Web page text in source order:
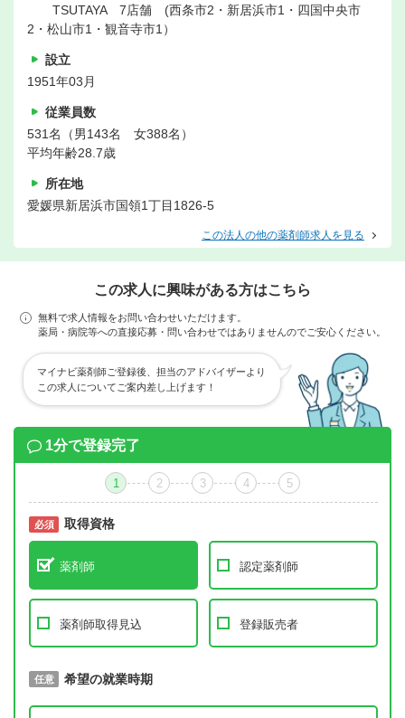
TSUTAYA 7店舗 (西条市2・新居浜市1・四国中央市
2・松山市1・観音寺市1）
設立
1951年03月
従業員数
531名（男143名 女388名）
平均年齢28.7歳
所在地
愛媛県新居浜市国領1丁目1826-5
この法人の他の薬剤師求人を見る
この求人に興味がある方はこちら
無料で求人情報をお問い合わせいただけます。
薬局・病院等への直接応募・問い合わせではありませんのでご安心ください。
マイナビ薬剤師ご登録後、担当のアドバイザーより
この求人についてご案内差し上げます！
1分で登録完了
1 2 3 4 5
必須 取得資格
薬剤師 認定薬剤師
薬剤師取得見込 登録販売者
必須 取得予定年
任意 希望の就業時期